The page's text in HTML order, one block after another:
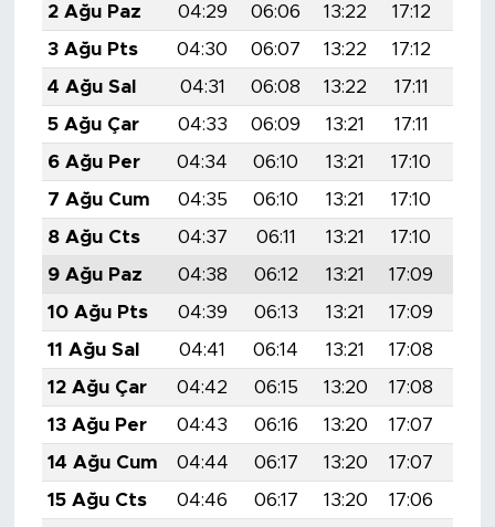
2 Ağu Paz
04:29 06:06 13:22 17:12
3 Ağu Pts
04:30 06:07 13:22 17:12
4 Ağu Sal
04:31 06:08 13:22 17:11
5 Ağu Çar
04:33 06:09 13:21 17:11
6 Ağu Per
04:34 06:10 13:21 17:10
7 Ağu Cum
04:35 06:10 13:21 17:10
8 Ağu Cts
04:37 06:11 13:21 17:10
9 Ağu Paz
04:38 06:12 13:21 17:09
10 Ağu Pts
04:39 06:13 13:21 17:09
11 Ağu Sal
04:41 06:14 13:21 17:08
12 Ağu Çar
04:42 06:15 13:20 17:08
13 Ağu Per
04:43 06:16 13:20 17:07
14 Ağu Cum
04:44 06:17 13:20 17:07
15 Ağu Cts
04:46 06:17 13:20 17:06